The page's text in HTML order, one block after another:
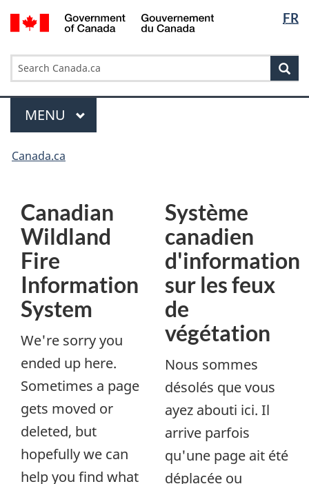
Skip
to
Skip
to
Switch
to
version
FR
/
Search
Search
Canada.ca
Menu
MAIN
MENU
are
Canada.ca
Canadian
Wildland
Fire
Information
System
We're sorry you
ended up here.
Sometimes a page
gets moved or
deleted, but
hopefully we can
help you find what
Système
canadien
d'information
sur les feux
de
végétation
Nous sommes
désolés que vous
ayez abouti ici. Il
arrive parfois
qu'une page ait été
déplacée ou